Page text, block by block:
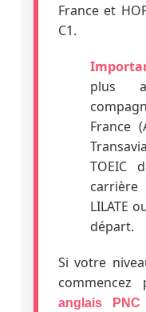
France et
C1.
plus
France
TOEIC
carrière
LILATE
départ.
Si votre
anglais PNC